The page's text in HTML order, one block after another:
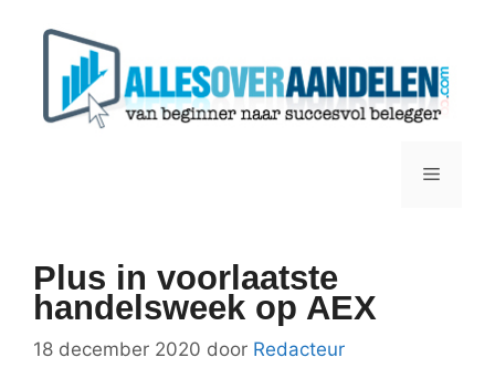
Menu
Plus in voorlaatste
handelsweek op AEX
18 december 2020 door Redacteur